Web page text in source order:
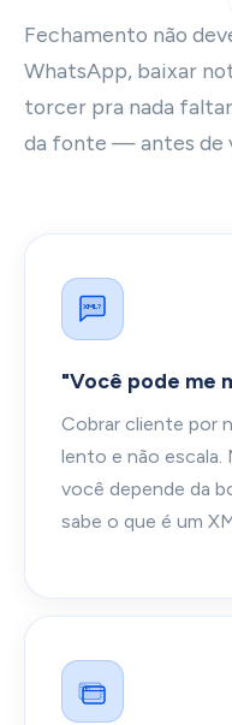
Fechamento não
WhatsApp, baixar
torcer pra nada
da fonte — antes de
XML?
"Você pode me
Cobrar cliente por
lento e não
você depende da
sabe o que é um